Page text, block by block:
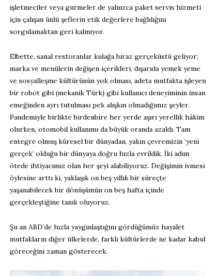
işletmeciler veya gurmeler de yalnızca paket servis hizmeti
için çalışan ünlü şeflerin etik değerlere bağlılığını
sorgulamaktan geri kalmıyor.
Elbette, sanal restoranlar kulağa biraz gerçeküstü geliyor;
marka ve menülerin değişen içerikleri, dışarıda yemek yeme
ve sosyalleşme kültürünün yok olması, adeta mutfakta işleyen
bir robot gibi (mekanik Türk) gibi kullanıcı deneyiminin insan
emeğinden ayrı tutulması pek alışkın olmadığımız şeyler.
Pandemiyle birlikte birdenbire her yerde aşırı yerellik hâkim
olurken, otomobil kullanımı da büyük oranda azaldı. Tam
entegre olmuş küresel bir dünyadan, yakın çevremizin ‘yeni
gerçek’ olduğu bir dünyaya doğru hızla evrildik. İki adım
ötede ihtiyacımız olan her şeyi alabiliyoruz. Değişimin ivmesi
öylesine arttı ki, yaklaşık on beş yıllık bir süreçte
yaşanabilecek bir dönüşümün on beş hafta içinde
gerçekleştiğine tanık oluyoruz.
Şu an ABD’de hızla yaygınlaştığını gördüğümüz hayalet
mutfakların diğer ülkelerde, farklı kültürlerde ne kadar kabul
göreceğini zaman gösterecek.